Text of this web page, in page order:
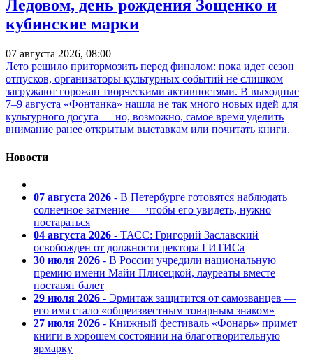
Ледовом, день рождения Зощенко и
кубинские марки
07 августа 2026, 08:00
Лето решило притормозить перед финалом: пока идет сезон
отпусков, организаторы культурных событий не слишком
загружают горожан творческими активностями. В выходные
7–9 августа «Фонтанка» нашла не так много новых идей для
культурного досуга — но, возможно, самое время уделить
внимание ранее открытым выставкам или почитать книги.
Новости
07 августа 2026 - В Петербурге готовятся наблюдать
солнечное затмение — чтобы его увидеть, нужно
постараться
04 августа 2026 - ТАСС: Григорий Заславский
освобожден от должности ректора ГИТИСа
30 июля 2026 - В России учредили национальную
премию имени Майи Плисецкой, лауреаты вместе
поставят балет
29 июля 2026 - Эрмитаж защитится от самозванцев —
его имя стало «общеизвестным товарным знаком»
27 июля 2026 - Книжный фестиваль «Фонарь» примет
книги в хорошем состоянии на благотворительную
ярмарку